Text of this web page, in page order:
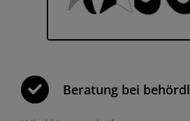
Beratung bei